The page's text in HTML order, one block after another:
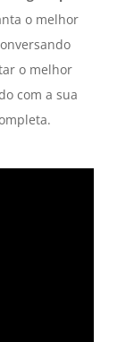
o melhor
o melhor
com a sua